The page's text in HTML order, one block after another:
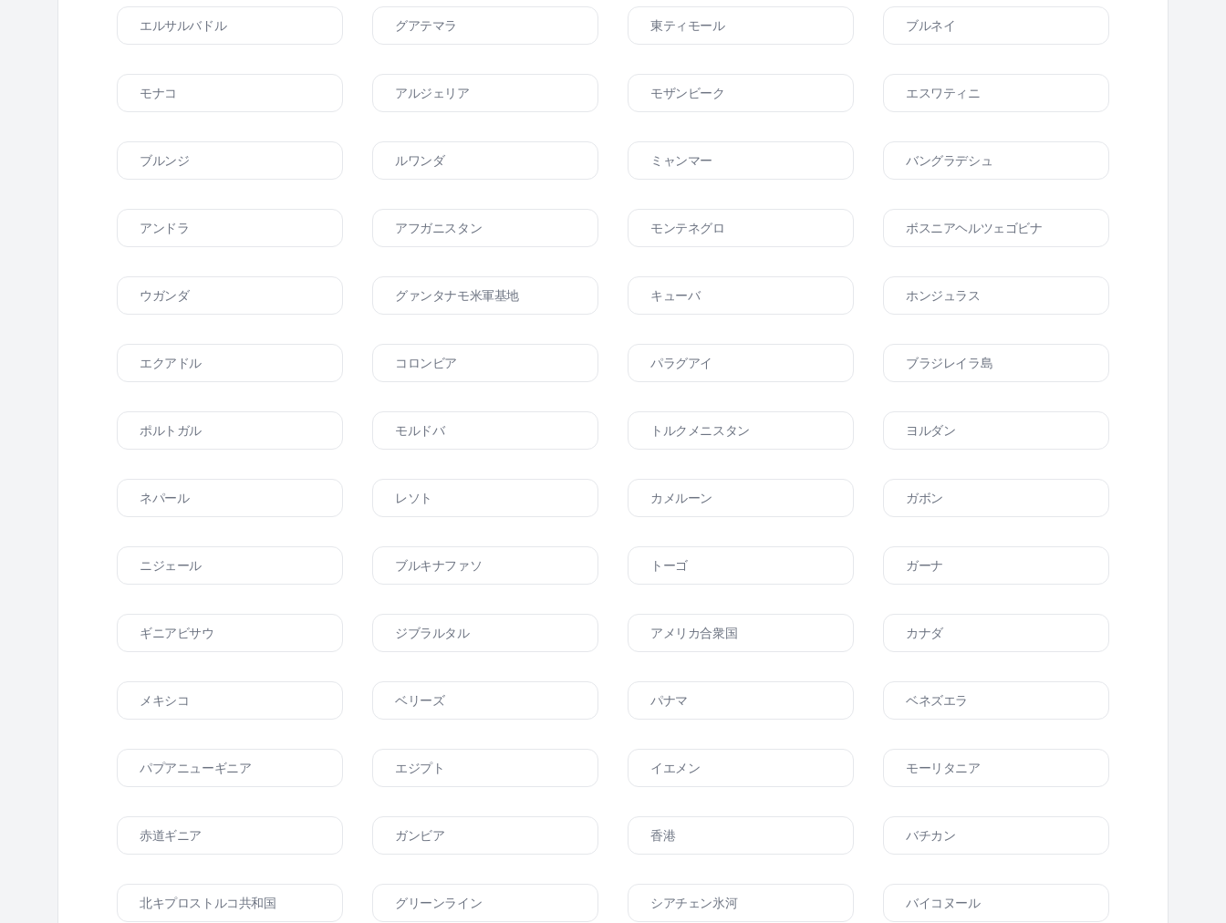
エルサルバドル グアテマラ 東ティモール ブルネイ
モナコ アルジェリア モザンビーク エスワティニ
ブルンジ ルワンダ ミャンマー バングラデシュ
アンドラ アフガニスタン モンテネグロ ボスニアヘルツェゴビナ
ウガンダ グァンタナモ米軍基地 キューバ ホンジュラス
エクアドル コロンビア パラグアイ ブラジレイラ島
ポルトガル モルドバ トルクメニスタン ヨルダン
ネパール レソト カメルーン ガボン
ニジェール ブルキナファソ トーゴ ガーナ
ギニアビサウ ジブラルタル アメリカ合衆国 カナダ
メキシコ ベリーズ パナマ ベネズエラ
パプアニューギニア エジプト イエメン モーリタニア
赤道ギニア ガンビア 香港 バチカン
北キプロストルコ共和国 グリーンライン シアチェン氷河 バイコヌール